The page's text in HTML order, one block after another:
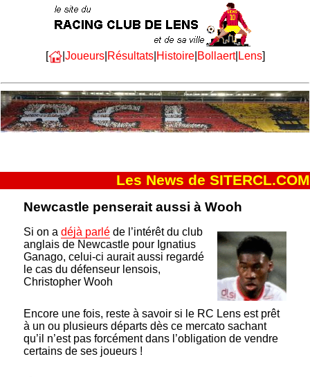
[ | Joueurs| Résultats| Histoire| Bollaert| Lens]
Les News de SITERCL.COM
Newcastle penserait aussi à Wooh
Si on adéjà parlé de l’intérêt du club
anglais de Newcastle pour Ignatius
Ganago, celui-ci aurait aussi regardé
le cas du défenseur lensois,
Christopher Wooh
Encore une fois, reste à savoir si le RC Lens est prêt
à un ou plusieurs départs dès ce mercato sachant
qu’il n’est pas forcément dans l’obligation de vendre
certains de ses joueurs !